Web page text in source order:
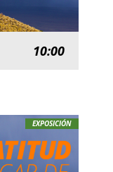
10:00
EXPOSICIÓN